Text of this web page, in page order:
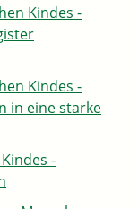
Kindes -
Kindes -
in eine starke
-